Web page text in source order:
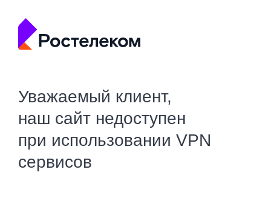
Уважаемый клиент,
наш сайт недоступен
при использовании VPN
сервисов